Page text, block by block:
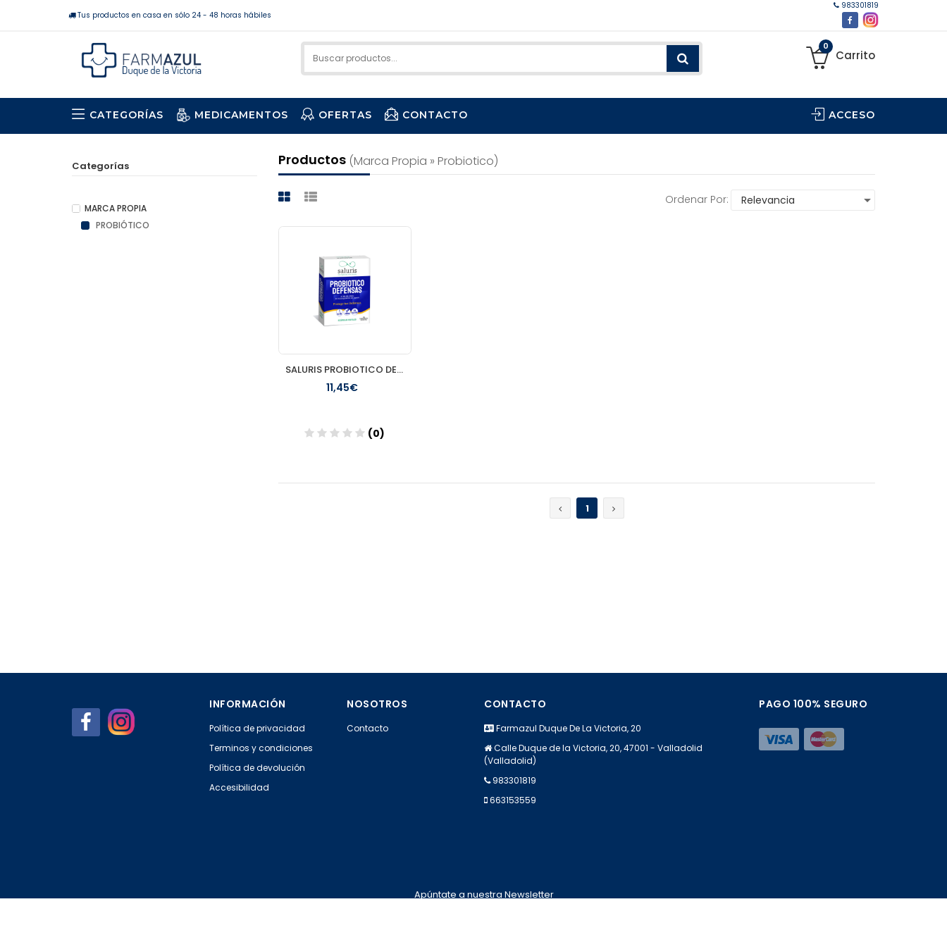
Tus productos en casa en sólo 24 - 48 horas hábiles
983301819
0
Carrito
CATEGORÍAS MEDICAMENTOS OFERTAS CONTACTO ACCESO
Productos (marca Propia » Probiotico)
Ordenar Por:
SALURIS PROBIOTICO DEFENSAS 15 CAPSULAS
11,45€
(0)
1
Categorías
MARCA PROPIA
PROBIÓTICO
INFORMACIÓN
Política de privacidad
Terminos y condiciones
Política de devolución
Accesibilidad
NOSOTROS
Contacto
CONTACTO
Farmazul Duque De La Victoria, 20
Calle Duque de la Victoria, 20, 47001 - Valladolid
(Valladolid)
983301819
663153559
PAGO 100% SEGURO
Apúntate a nuestra Newsletter